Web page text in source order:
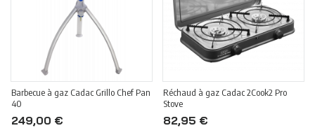
Barbecue à gaz Cadac Grillo Chef Pan
40
249,00 €
Réchaud à gaz Cadac 2Cook2 Pro
Stove
82,95 €